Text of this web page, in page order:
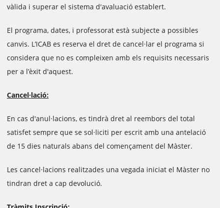
vàlida i superar el sistema d'avaluació establert.
El programa, dates, i professorat està subjecte a possibles
canvis. L’ICAB es reserva el dret de cancel·lar el programa si
considera que no es compleixen amb els requisits necessaris
per a l’èxit d'aquest.
Cancel·lació:
En cas d'anul·lacions, es tindrà dret al reembors del total
satisfet sempre que se sol·liciti per escrit amb una antelació
de 15 dies naturals abans del començament del Màster.
Les cancel·lacions realitzades una vegada iniciat el Màster no
tindran dret a cap devolució.